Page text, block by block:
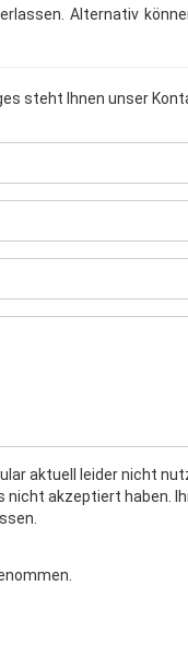
Konto
Alternativ
steht Ihnen unser
aktuell leider nicht
nicht akzeptiert haben.